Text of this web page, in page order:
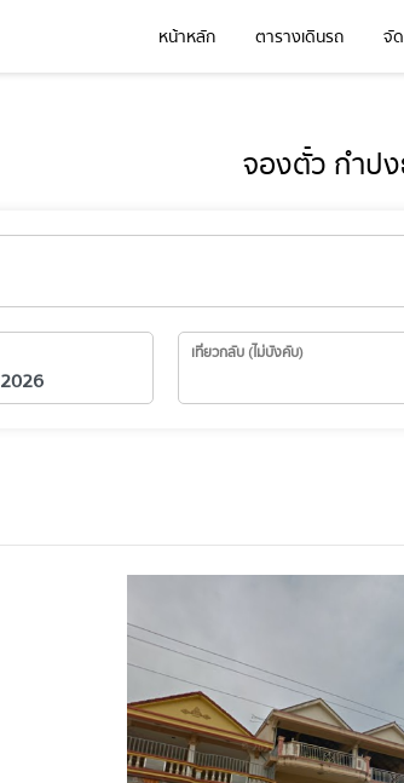
หน้าหลัก ตารางเดินรถ จั
จองตั๋ว กำป
เที่ยวกลับ (ไม่บังคับ)